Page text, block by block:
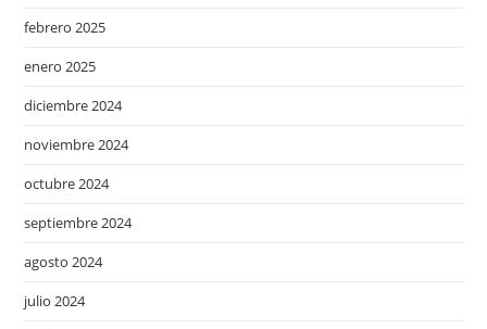
febrero 2025
enero 2025
diciembre 2024
noviembre 2024
octubre 2024
septiembre 2024
agosto 2024
julio 2024